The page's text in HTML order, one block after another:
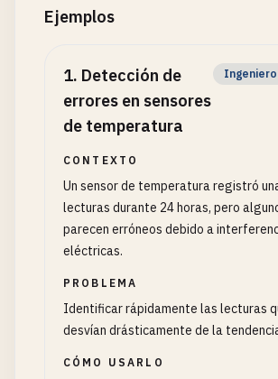
Ejemplos
1. Detección de
errores en sensores
de temperatura
CONTEXTO
Un sensor de temperatura registró
lecturas durante 24 horas, pero
parecen erróneos debido a
eléctricas.
PROBLEMA
Identificar rápidamente las lecturas
desvían drásticamente de la
CÓMO USARLO